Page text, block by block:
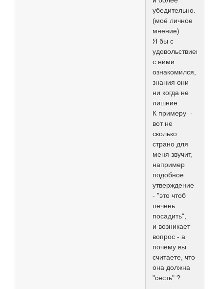
убедительно.
(моё личное
мнение)
Я бы с
удовольствием
с ними
ознакомился,
знания они
ни когда не
лишние.
К примеру -
вот не
сколько
страно для
меня звучит,
например
подобное
утверждение
- "это чтоб
печень
посадить",
и возникает
вопрос - а
почему вы
считаете, что
она должна
"сесть" ?